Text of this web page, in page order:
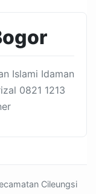
Islami Idaman
0821 1213
Cileungsi